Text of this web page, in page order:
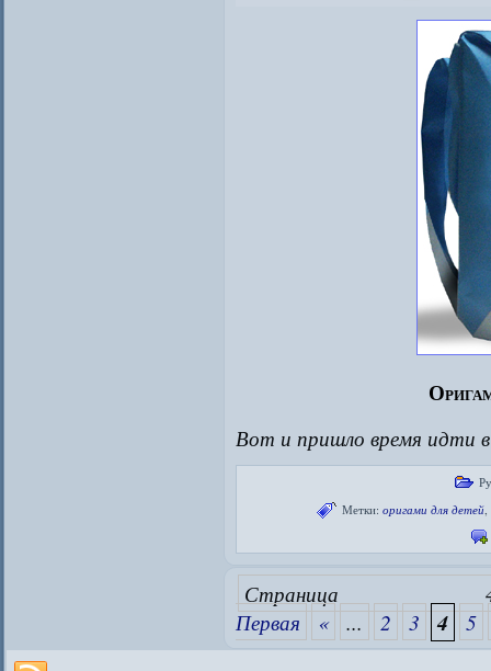
Вот и пришло время идти
Метки: оригами для детей,
Первая
« ... 2 3 4 5